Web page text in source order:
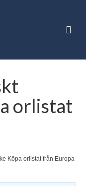
orlistat
Köpa orlistat från Europa